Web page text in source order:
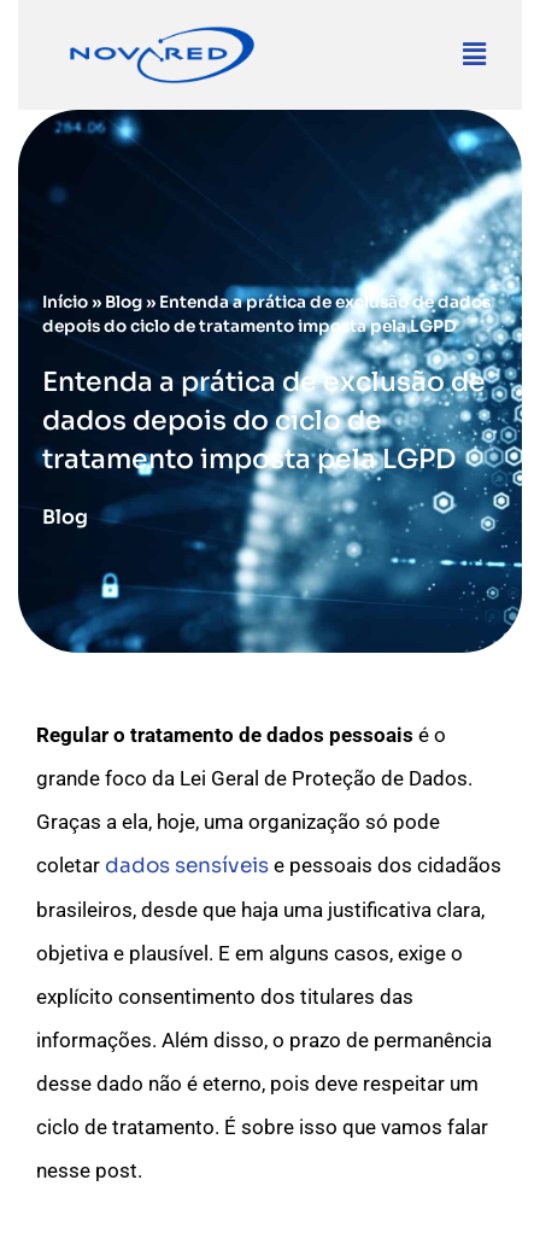
Início» Blog» Entenda a prática de exclusão de dados
depois do ciclo de tratamento imposta pela LGPD
Entenda a prática de exclusão de
dados depois do ciclo de
tratamento imposta pela LGPD
Blog
Regular o tratamento de dados pessoais é o
grande foco da Lei Geral de Proteção de Dados.
Graças a ela, hoje, uma organização só pode
coletar dados sensíveis e pessoais dos cidadãos
brasileiros, desde que haja uma justificativa clara,
objetiva e plausível. E em alguns casos, exige o
explícito consentimento dos titulares das
informações. Além disso, o prazo de permanência
desse dado não é eterno, pois deve respeitar um
ciclo de tratamento. É sobre isso que vamos falar
nesse post.